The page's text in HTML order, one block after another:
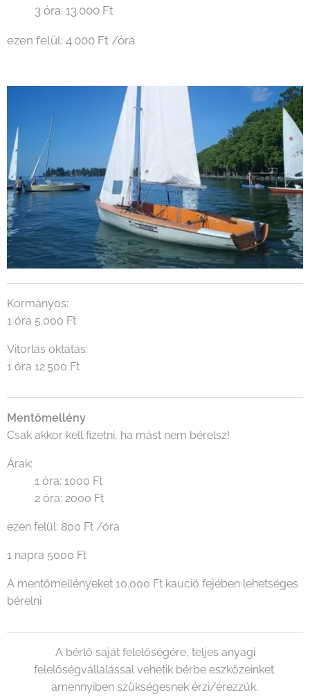
3 óra: 13.000 Ft
ezen felül: 4.000 Ft /óra
Kormányos:
1 óra 5.000 Ft
Vitorlás oktatás:
1 óra 12.500 Ft
Mentőmellény
Csak akkor kell fizetni, ha mást nem bérelsz!
Árak:
1 óra: 1000 Ft
2 óra: 2000 Ft
ezen felül: 800 Ft /óra
1 napra 5000 Ft
A mentőmellényeket 10.000 Ft kaució fejében lehetséges
bérelni
A bérlő saját felelőségére, teljes anyagi
felelőségvállalással vehetik bérbe eszközeinket.
amennyiben szükségesnek érzi/érezzük,